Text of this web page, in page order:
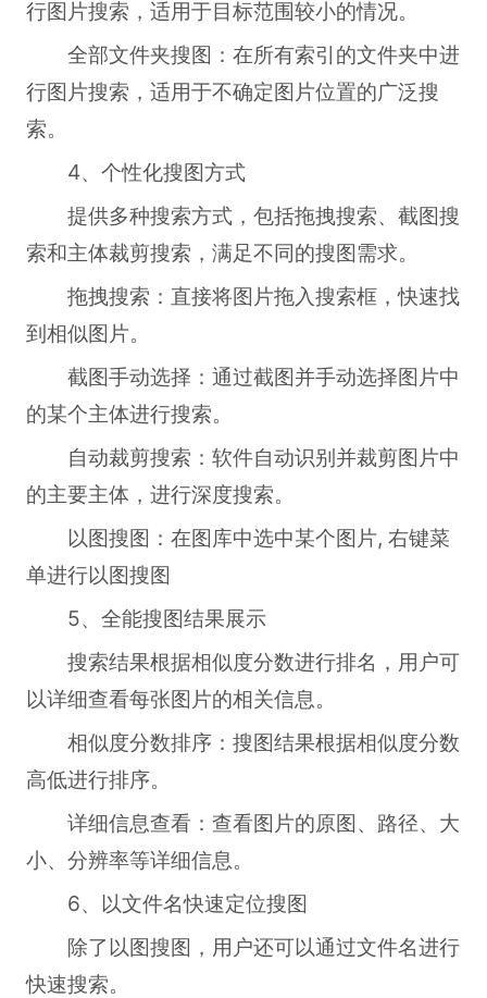
行图片搜索，适用于目标范围较小的情况。
全部文件夹搜图：在所有索引的文件夹中进
行图片搜索，适用于不确定图片位置的广泛搜
索。
4、个性化搜图方式
提供多种搜索方式，包括拖拽搜索、截图搜
索和主体裁剪搜索，满足不同的搜图需求。
拖拽搜索：直接将图片拖入搜索框，快速找
到相似图片。
截图手动选择：通过截图并手动选择图片中
的某个主体进行搜索。
自动裁剪搜索：软件自动识别并裁剪图片中
的主要主体，进行深度搜索。
以图搜图：在图库中选中某个图片, 右键菜
单进行以图搜图
5、全能搜图结果展示
搜索结果根据相似度分数进行排名，用户可
以详细查看每张图片的相关信息。
相似度分数排序：搜图结果根据相似度分数
高低进行排序。
详细信息查看：查看图片的原图、路径、大
小、分辨率等详细信息。
6、以文件名快速定位搜图
除了以图搜图，用户还可以通过文件名进行
快速搜索。